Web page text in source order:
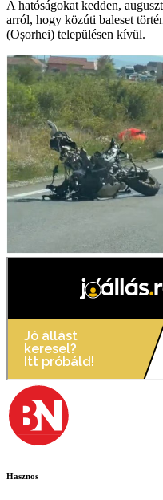
A hatóságokat kedden,
arról, hogy közúti baleset
(Oșorhei) településen kívül.
Hasznos